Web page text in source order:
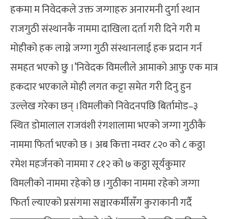
हकमा म निवेदकले उक्त जग्गाहरु अनारमनी दुर्गा स्थान
राजगुठी संस्थानकै नाममा दाखिला दर्ता गरी दिने गरी म
मोहीको हक लाग्ने जग्गा गुठी संस्थानलाई हक प्रदान गर्न
समहत भएको छु ।’निवेदक विमलीले आमाको आफु एक मात्र
हकदार भएकाले मोही लगत कट्टा समेत गरी दिनु हुन
उल्लेख गरेका छन् ।विमलीको निवेदनपछि बिर्तामोड–३
स्थित डोमालाल राजवंशी रंगशालामा भएको जग्गा गुठीकै
नाममा फिर्ता भएको छ । अब कित्ता नम्वर ८२० को ८ कठ्ठा
रमेश महर्जनको नाममा र ८१२ को ७ कठ्ठा सूर्यकुमार
विमलीको नाममा रहेको छ ।गुठीका नाममा रहेको जग्गा
फिर्ता ल्याएको प्रसंगमा सञ्चारकर्मीसँग कुराकानी गर्दै